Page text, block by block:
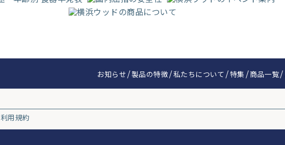
お知らせ 製品の特徴 私たちについて 特集 商品一覧
利用規約